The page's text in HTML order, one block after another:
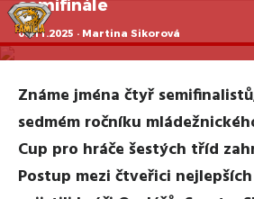
semifinále
08.11.2025 · Martina Sikorová
Známe jména čtyř
sedmém ročníku
Cup pro hráče šestých tříd
Postup mezi čtveřici